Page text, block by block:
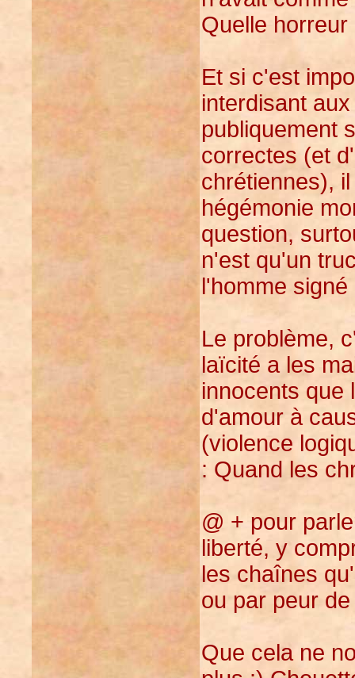
Quelle horreur
Et si c'est
interdisant
publiquement
correctes (et
chrétiennes),
hégémonie
question,
n'est qu'un
l'homme
Le problème,
laïcité a les
innocents que
d'amour à
(violence
: Quand les
@ + pour
liberté, y
les chaînes
ou par peur
Que cela ne